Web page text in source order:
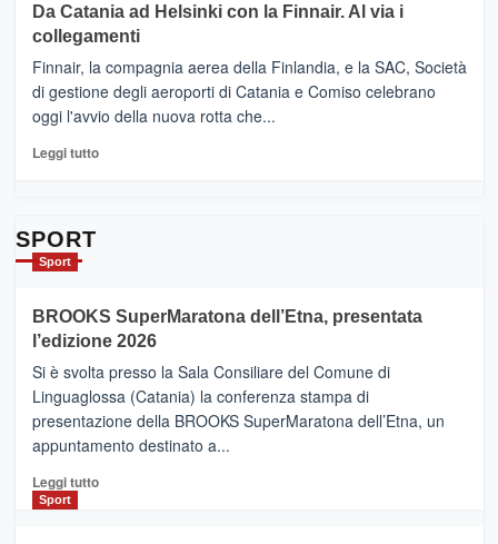
tappe
dell’enoturismo
RANDAZZO
–
Ci
siamo
quasi….
pronti
per
Da Catania ad Helsinki con la Finnair. Al via i
collegamenti
Finnair, la compagnia aerea della Finlandia, e la SAC, Società
di gestione degli aeroporti di Catania e Comiso celebrano
oggi l'avvio della nuova rotta che...
Leggi tuttoLeggi
con
la
Al
via
i
collegamenti
SPORT
Sport
BROOKS SuperMaratona dell’Etna, presentata
l’edizione 2026
Si è svolta presso la Sala Consiliare del Comune di
Linguaglossa (Catania) la conferenza stampa di
presentazione della BROOKS SuperMaratona dell’Etna, un
appuntamento destinato a...
Leggi tuttoLeggi
Sport